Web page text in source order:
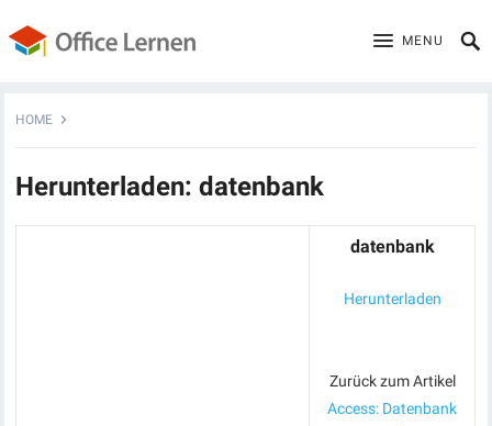
MENU
HOME
Herunterladen: datenbank
datenbank
Herunterladen
Zurück zum Artikel
Access: Datenbank